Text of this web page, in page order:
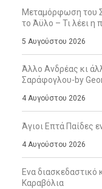
Μεταμόρφωση του
το Άϋλο – Τι λέει η
5 Αυγούστου 2026
Άλλο Ανδρέας κι
Σαράφογλου-by
4 Αυγούστου 2026
Άγιοι Επτά Παίδες
4 Αυγούστου 2026
Ενα διασκεδαστικό
Καραβόλια